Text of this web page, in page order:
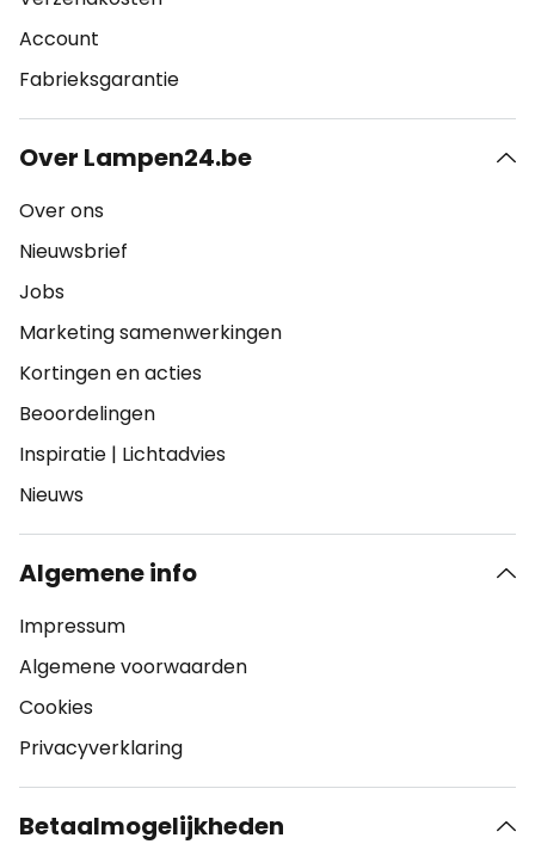
Account
Fabrieksgarantie
Over Lampen24.be
Over ons
Nieuwsbrief
Jobs
Marketing samenwerkingen
Kortingen en acties
Beoordelingen
Inspiratie | Lichtadvies
Nieuws
Algemene info
Impressum
Algemene voorwaarden
Cookies
Privacyverklaring
Betaalmogelijkheden